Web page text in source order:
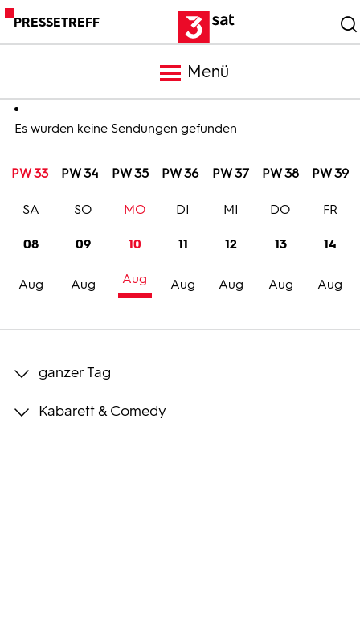
PRESSETREFF
Menü
Meldungen
Programm
Trailer
Bilder
Es wurden keine Sendungen gefunden
PW 33 PW 34 PW 35 PW 36 PW 37 PW 38 PW 39
08
Aug
SA
09
Aug
SO
10
Aug
MO
11
Aug
DI
12
Aug
MI
13
Aug
DO
14
Aug
FR
ganzer Tag
Kabarett & Comedy